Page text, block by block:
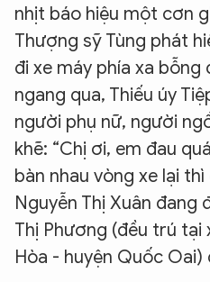
nhịt báo hiệu một cơn
Thượng sỹ Tùng phát
đi xe máy phía xa bỗng
ngang qua, Thiếu úy
người phụ nữ, người
khẽ: “Chị ơi, em đau
bàn nhau vòng xe lại
Nguyễn Thị Xuân đang
Thị Phương (đều trú tại
Hòa - huyện Quốc Oai)